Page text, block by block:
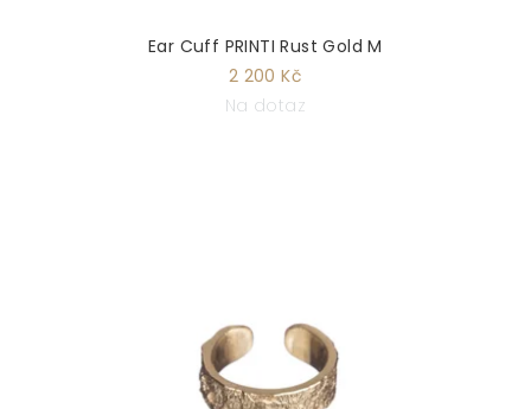
Ear Cuff PRINTI Rust Gold M
2 200 Kč
Na dotaz